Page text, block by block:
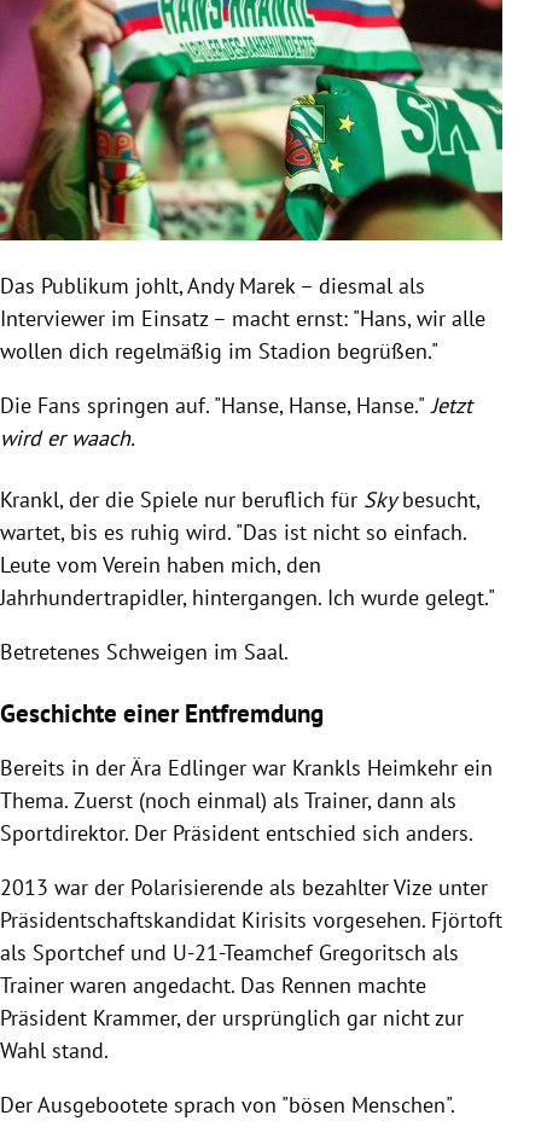
Das Publikum johlt, Andy Marek – diesmal als
Interviewer im Einsatz – macht ernst: "Hans, wir alle
wollen dich regelmäßig im Stadion begrüßen."
Die Fans springen auf. "Hanse, Hanse, Hanse." Jetzt
wird er waach.
Krankl, der die Spiele nur beruflich für Skybesucht,
wartet, bis es ruhig wird. "Das ist nicht so einfach.
Leute vom Verein haben mich, den
Jahrhundertrapidler, hintergangen. Ich wurde gelegt."
Betretenes Schweigen im Saal.
Geschichte einer Entfremdung
Bereits in der Ära Edlinger war Krankls Heimkehr ein
Thema. Zuerst (noch einmal) als Trainer, dann als
Sportdirektor. Der Präsident entschied sich anders.
2013 war der Polarisierende als bezahlter Vize unter
Präsidentschaftskandidat Kirisits vorgesehen. Fjörtoft
als Sportchef und U-21-Teamchef Gregoritsch als
Trainer waren angedacht. Das Rennen machte
Präsident Krammer, der ursprünglich gar nicht zur
Wahl stand.
Der Ausgebootete sprach von "bösen Menschen".